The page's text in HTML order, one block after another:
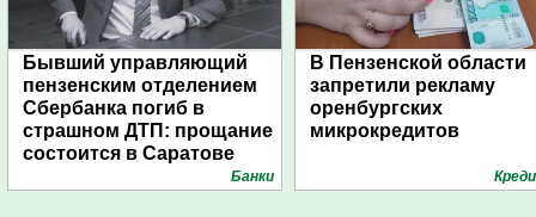
Бывший управляющий
пензенским отделением
Сбербанка погиб в
страшном ДТП: прощание
состоится в Саратове
Банки
В Пензенской области
запретили рекламу
оренбургских
микрокредитов